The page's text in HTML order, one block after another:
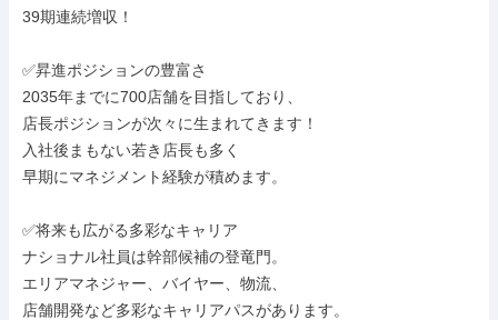
39期連続増収！
✅昇進ポジションの豊富さ
2035年までに700店舗を目指しており、
店長ポジションが次々に生まれてきます！
入社後まもない若き店長も多く
早期にマネジメント経験が積めます。
✅将来も広がる多彩なキャリア
ナショナル社員は幹部候補の登竜門。
エリアマネジャー、バイヤー、物流、
店舗開発など多彩なキャリアパスがあります。